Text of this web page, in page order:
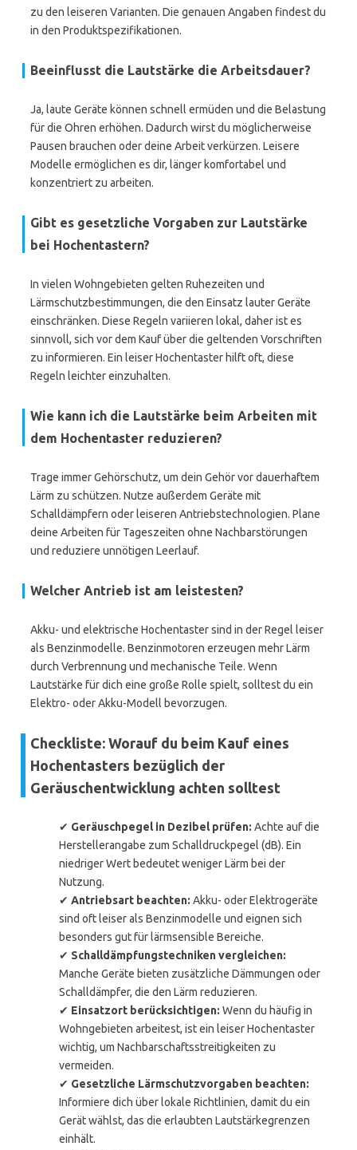
zu den leiseren Varianten. Die genauen Angaben findest du
in den Produktspezifikationen.
Beeinflusst die Lautstärke die Arbeitsdauer?
Ja, laute Geräte können schnell ermüden und die Belastung
für die Ohren erhöhen. Dadurch wirst du möglicherweise
Pausen brauchen oder deine Arbeit verkürzen. Leisere
Modelle ermöglichen es dir, länger komfortabel und
konzentriert zu arbeiten.
Gibt es gesetzliche Vorgaben zur Lautstärke
bei Hochentastern?
In vielen Wohngebieten gelten Ruhezeiten und
Lärmschutzbestimmungen, die den Einsatz lauter Geräte
einschränken. Diese Regeln variieren lokal, daher ist es
sinnvoll, sich vor dem Kauf über die geltenden Vorschriften
zu informieren. Ein leiser Hochentaster hilft oft, diese
Regeln leichter einzuhalten.
Wie kann ich die Lautstärke beim Arbeiten mit
dem Hochentaster reduzieren?
Trage immer Gehörschutz, um dein Gehör vor dauerhaftem
Lärm zu schützen. Nutze außerdem Geräte mit
Schalldämpfern oder leiseren Antriebstechnologien. Plane
deine Arbeiten für Tageszeiten ohne Nachbarstörungen
und reduziere unnötigen Leerlauf.
Welcher Antrieb ist am leistesten?
Akku- und elektrische Hochentaster sind in der Regel leiser
als Benzinmodelle. Benzinmotoren erzeugen mehr Lärm
durch Verbrennung und mechanische Teile. Wenn
Lautstärke für dich eine große Rolle spielt, solltest du ein
Elektro- oder Akku-Modell bevorzugen.
Checkliste: Worauf du beim Kauf eines
Hochentasters bezüglich der
Geräuschentwicklung achten solltest
✔ Geräuschpegel in Dezibel prüfen: Achte auf die
Herstellerangabe zum Schalldruckpegel (dB). Ein
niedriger Wert bedeutet weniger Lärm bei der
Nutzung.
✔ Antriebsart beachten: Akku- oder Elektrogeräte
sind oft leiser als Benzinmodelle und eignen sich
besonders gut für lärmsensible Bereiche.
✔ Schalldämpfungstechniken vergleichen:
Manche Geräte bieten zusätzliche Dämmungen oder
Schalldämpfer, die den Lärm reduzieren.
✔ Einsatzort berücksichtigen: Wenn du häufig in
Wohngebieten arbeitest, ist ein leiser Hochentaster
wichtig, um Nachbarschaftsstreitigkeiten zu
vermeiden.
✔ Gesetzliche Lärmschutzvorgaben beachten:
Informiere dich über lokale Richtlinien, damit du ein
Gerät wählst, das die erlaubten Lautstärkegrenzen
einhält.